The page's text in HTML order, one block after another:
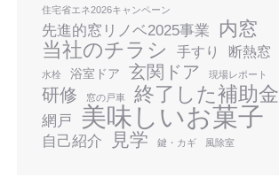
住宅省エネ2026キャンペーン
先進的窓リノベ2025事業 内窓
当社のチラシ 手すり 断熱窓
水栓 浴室ドア 玄関ドア 現場レポート
研修 窓の戸車 終了した補助金
網戸 美味しいお菓子
自己紹介 見学 鍵・カギ 風除室